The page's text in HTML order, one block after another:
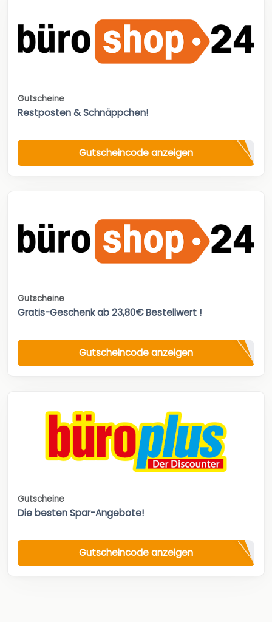
Gutscheine
Restposten & Schnäppchen!
Gutscheincode anzeigen
Gutscheine
Gratis-Geschenk ab 23,80€ Bestellwert !
Gutscheincode anzeigen
Gutscheine
Die besten Spar-Angebote!
Gutscheincode anzeigen